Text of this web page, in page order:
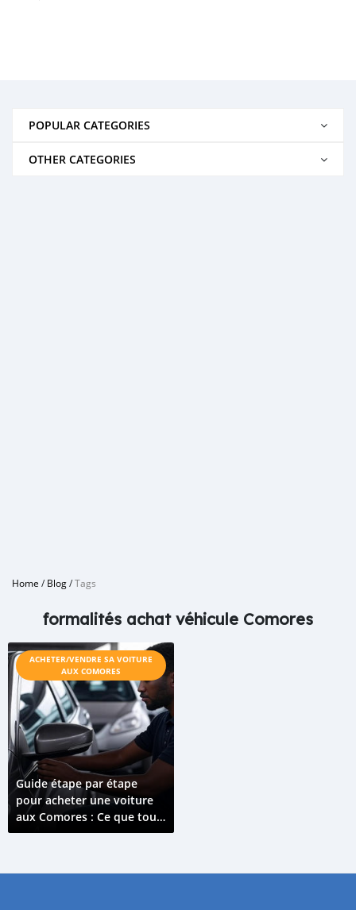
POPULAR CATEGORIES
OTHER CATEGORIES
Home /Blog/Tags
formalités achat véhicule Comores
ACHETER/VENDRE SA VOITURE
AUX COMORES
Guide étape par étape
pour acheter une voiture
aux Comores : Ce que tout
acheteur doit savoir